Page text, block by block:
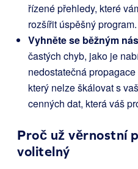
řízené přehledy, které
rozšířit úspěšný program.
Vyhněte se běžným
častých chyb, jako je
nedostatečná
který nelze škálovat s
cenných dat, která váš
Proč už věrnostní
volitelný